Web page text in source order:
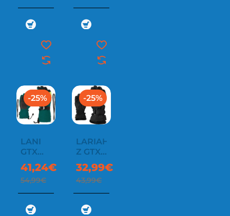
-25%
LANI
GTX
JUNIOR
41,24€
54,99€
-25%
LARIAH-
Z GTX
GIRLS
32,99€
43,99€